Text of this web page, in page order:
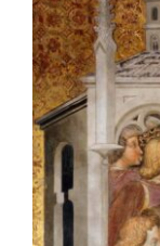
CONTATTI
Cerca
per: